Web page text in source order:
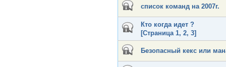
список команд на 2007г.
Кто когда идет ?
[Страница 1, 2, 3]
Безопасный кекс или